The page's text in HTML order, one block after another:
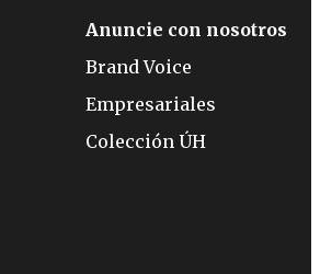
Anuncie con nosotros
Brand Voice
Empresariales
Colección ÚH